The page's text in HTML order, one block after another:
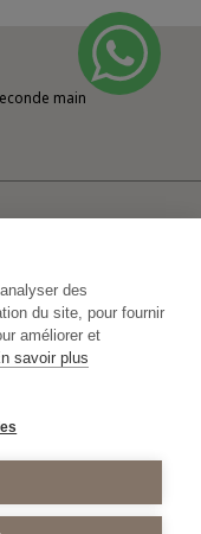
main
d'achat
des
du site, pour fournir
améliorer et
savoir plus